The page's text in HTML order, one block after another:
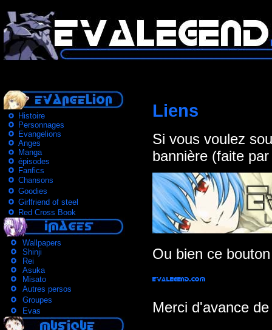
Histoire
Personnages
Evangelions
Anges
Manga
épisodes
Fanfics
Chansons
Goodies
Girlfriend of steel
Red Cross Book
Wallpapers
Shinji
Rei
Asuka
Misato
Autres persos
Groupes
Evas
Liens
Si vous voulez
bannière (faite
Ou bien ce
Merci d'avance